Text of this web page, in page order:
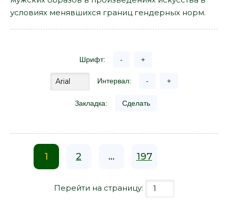
условиях менявшихся границ гендерных норм.
Шрифт: - +
Интервал: - +
Закладка: Сделать
1 2 ... 197
Перейти на страницу: